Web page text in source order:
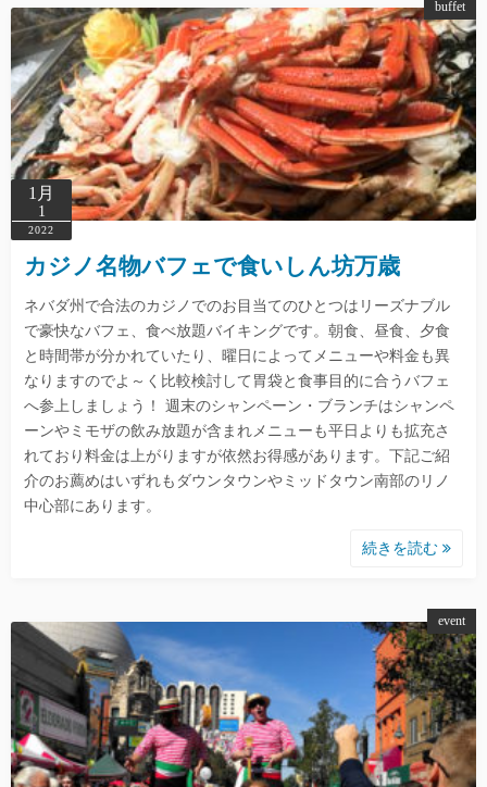
buffet
1月
1
2022
カジノ名物バフェで食いしん坊万歳
ネバダ州で合法のカジノでのお目当てのひとつはリーズナブル
で豪快なバフェ、食べ放題バイキングです。朝食、昼食、夕食
と時間帯が分かれていたり、曜日によってメニューや料金も異
なりますのでよ～く比較検討して胃袋と食事目的に合うバフェ
へ参上しましょう！ 週末のシャンペーン・ブランチはシャンペ
ーンやミモザの飲み放題が含まれメニューも平日よりも拡充さ
れており料金は上がりますが依然お得感があります。下記ご紹
介のお薦めはいずれもダウンタウンやミッドタウン南部のリノ
中心部にあります。
続きを読む
event